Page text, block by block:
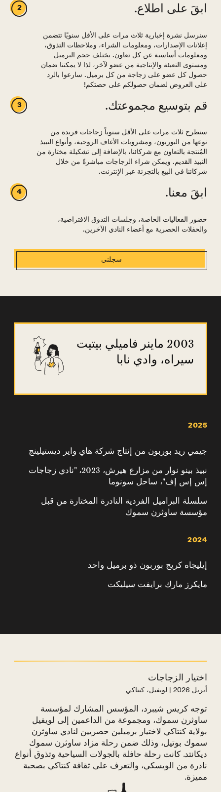
ابقَ على اطلاع.
سنرسل نشرة إخبارية ثلاث مرات على الأقل سنويًا تتضمن
إعلانات الإصدارات، ومعلومات الشراء، وملاحظات التذوق،
ومعلومات أساسية عن كل تعاون. يختلف حجم البرميل
ومستوى التعبئة والإنتاجية من عضو لآخر، لذا لا يمكننا ضمان
حصول كل عضو على زجاجة من كل برميل. سارعوا بالرد
على العروض لضمان حصولكم على حصتكم!
قم بتوسيع مجموعتك.
سنطرح ثلاث مرات على الأقل سنوياً زجاجات فريدة من
نوعها من البوربون، ومشروبات الأغاف الروحية، وأنواع النبيذ
المُنتجة بالتعاون مع شركائنا، بالإضافة إلى تشكيلة مختارة من
النبيذ القديم. ويمكن شراء الزجاجات مباشرةً من خلال
شركائنا في البيع بالتجزئة عبر الإنترنت.
ابقَ معنا.
حضور الفعاليات الخاصة، وجلسات التذوق الافتراضية،
والحفلات الحصرية مع أعضاء النادي الآخرين.
سجلني
2003 ماينر فاميلي بيتيت
سيراه، وادي نابا
2025
جيمي ريد بوربون من إنتاج شركة هاي واير ديستيلينج
نبيذ بينو نوار من مزارع هيرش، 2023، "نادي زجاجات
إس إس إف"، ساحل سونوما
سلسلة البراميل الفردية النادرة المختارة من قبل
مؤسسة ساوثرن سموك
2024
إيليجاه كريج بوربون ذو برميل واحد
مايكرز مارك برايفت سيليكت
اختيار الزجاجات
أبريل 2026 | لويفيل، كنتاكي
توجه كريس شيبرد، المؤسس المشارك لمؤسسة
ساوثرن سموك، ومجموعة من الداعمين إلى لويفيل
بولاية كنتاكي لاختيار برميلين حصريين لنادي ساوثرن
سموك بوتيل، وذلك ضمن رحلة مزاد ساوثرن سموك
ديكانتد. كانت رحلة حافلة بالجولات السياحية وتذوق أنواع
نادرة من الويسكي، والتعرف على ثقافة كنتاكي بصحبة
مميزة.